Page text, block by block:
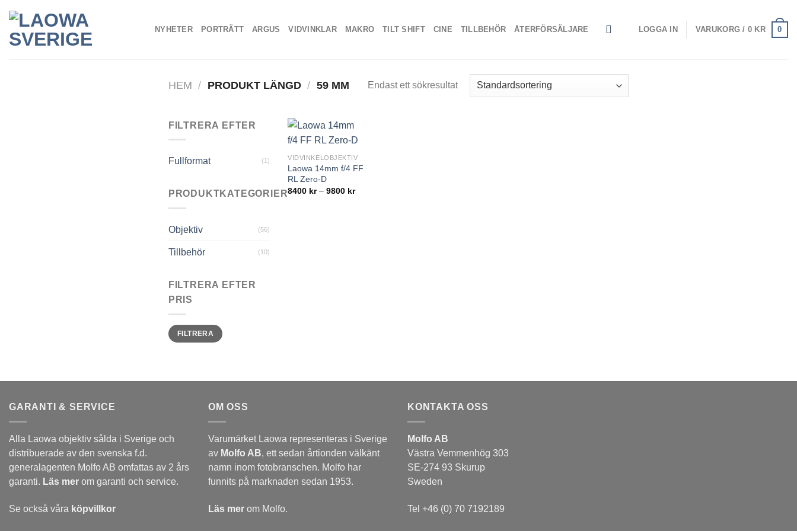
content
NYHETER PORTRÄTT ARGUS VIDVINKLAR MAKRO TILT SHIFT CINE TILLBEHÖR ÅTERFÖRSÄLJARE LOGGA IN VARUKORG / 0 KR 0
HEM / PRODUKT LÄNGD / 59 MM Endast ett sökresultat
FILTRERA EFTER
Fullformat (1)
PRODUKTKATEGORIER
Objektiv (56)
Tillbehör (10)
FILTRERA EFTER
PRIS
Min
pris
Max
prisFILTRERA
VIDVINKELOBJEKTIV
Laowa 14mm f/4 FF
RL Zero-D
8400 kr – 9800 krPrisintervall:
GARANTI & SERVICE
Alla Laowa objektiv sålda i Sverige och
distribuerade av den svenska f.d.
generalagenten Molfo AB omfattas av 2 års
garanti. Läs mer om garanti och service.
Se också våra köpvillkor
OM OSS
Varumärket Laowa representeras i Sverige
av Molfo AB, ett sedan årtionden välkänt
namn inom fotobranschen. Molfo har
funnits på marknaden sedan 1953.
Läs mer om Molfo.
KONTAKTA OSS
Molfo AB
Västra Vemmenhög 303
SE-274 93 Skurup
Sweden
Tel +46 (0) 70 7192189